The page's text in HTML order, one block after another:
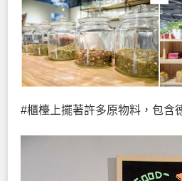
#櫃檯上擺著許多原物料，包含